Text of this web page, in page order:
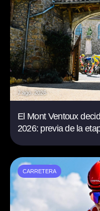
7 ago. 2026
El Mont Ventoux
2026: previa de la
CARRETERA